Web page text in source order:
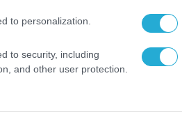
to personalization.
to security, including
and other user protection.
και επαναφέροντας
με έντονα μπάσα που
BassWave™ 2.0
έκδοση
χρήσης σε μία